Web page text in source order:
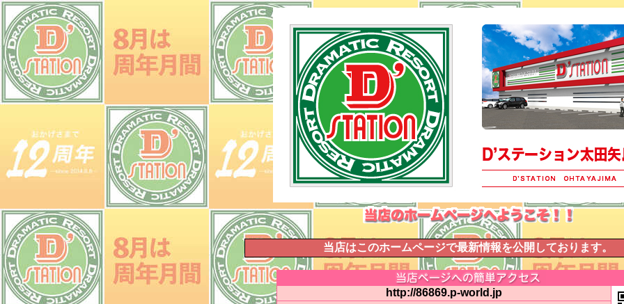
当店はこのホームページで最新情報を公開しております。
http://86869.p-world.jp